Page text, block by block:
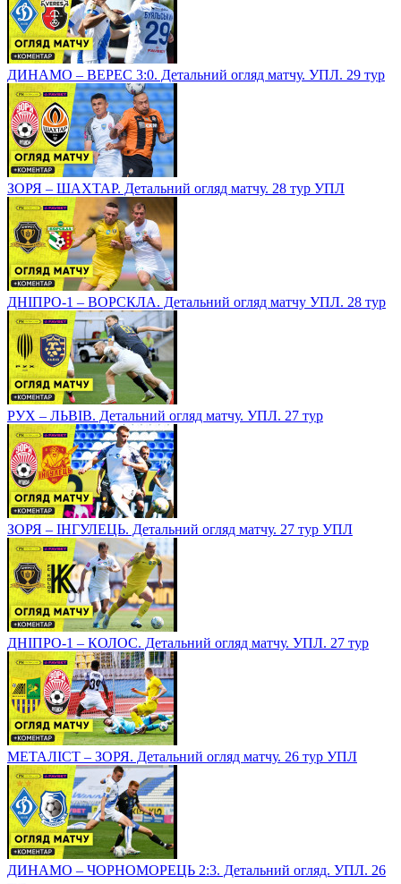
ДИНАМО – ВЕРЕС 3:0. Детальний огляд матчу. УПЛ. 29 тур
ЗОРЯ – ШАХТАР. Детальний огляд матчу. 28 тур УПЛ
ДНІПРО-1 – ВОРСКЛА. Детальний огляд матчу УПЛ. 28 тур
РУХ – ЛЬВІВ. Детальний огляд матчу. УПЛ. 27 тур
ЗОРЯ – ІНГУЛЕЦЬ. Детальний огляд матчу. 27 тур УПЛ
ДНІПРО-1 – КОЛОС. Детальний огляд матчу. УПЛ. 27 тур
МЕТАЛІСТ – ЗОРЯ. Детальний огляд матчу. 26 тур УПЛ
ДИНАМО – ЧОРНОМОРЕЦЬ 2:3. Детальний огляд. УПЛ. 26